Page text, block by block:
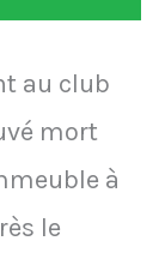
au club
mort
à
le